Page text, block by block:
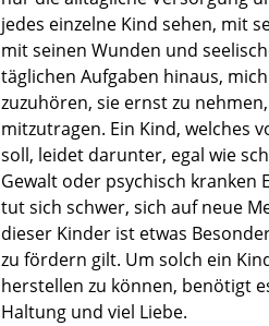
jedes einzelne Kind sehen, mit
mit seinen Wunden und
täglichen Aufgaben hinaus,
zuzuhören, sie ernst zu
mitzutragen. Ein Kind, welches
soll, leidet darunter, egal wie
Gewalt oder psychisch kranken
tut sich schwer, sich auf neue
dieser Kinder ist etwas
zu fördern gilt. Um solch ein
herstellen zu können, benötigt
Haltung und viel Liebe.